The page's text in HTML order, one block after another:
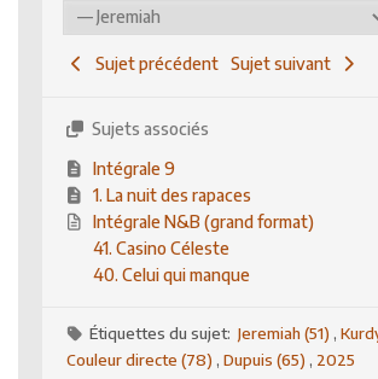
Sujet précédent Sujet suivant
Sujets associés
Intégrale 9
1. La nuit des rapaces
Intégrale N&B (grand format)
41. Casino Céleste
40. Celui qui manque
Étiquettes du sujet:Jeremiah (51) ,
Couleur directe (78) , Dupuis (65) , 2025